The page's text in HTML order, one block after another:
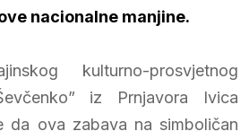
nacionalne manjine.
kulturno-prosvjetnog
iz Prnjavora Ivica
da ova zabava na simboličan